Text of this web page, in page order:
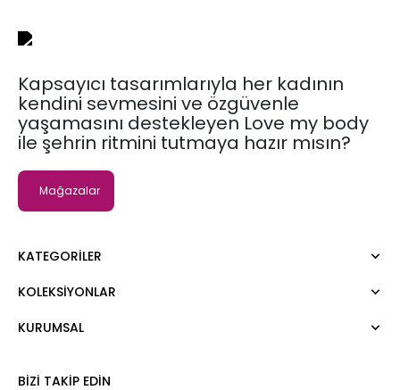
Kapsayıcı tasarımlarıyla her kadının
kendini sevmesini ve özgüvenle
yaşamasını destekleyen Love my body
ile şehrin ritmini tutmaya hazır mısın?
Mağazalar
KATEGORILER
Elbise
Tişört
KOLEKSIYONLAR
Moda Tutkusu
KURUMSAL
BIZI TAKIP EDIN